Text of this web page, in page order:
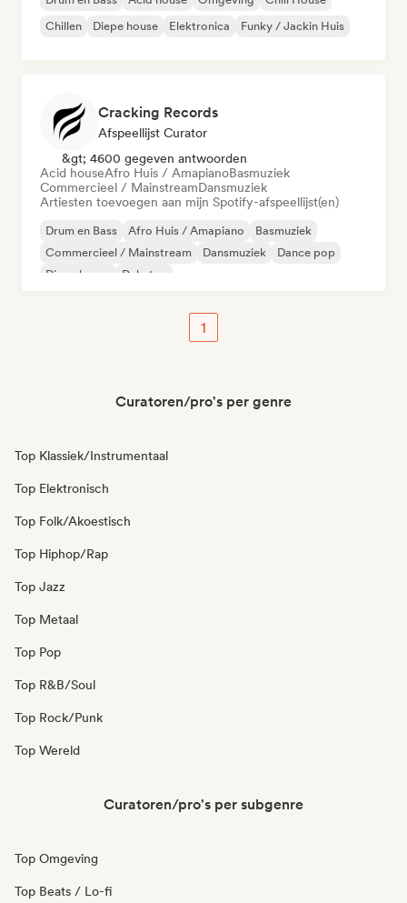
Chillen
Diepe house Elektronica Funky / Jackin Huis
Cracking Records
Afspeellijst Curator
&gt; 4600 gegeven antwoorden
Acid houseAfro Huis / AmapianoBasmuziek
Commercieel / MainstreamDansmuziek
Artiesten toevoegen aan mijn Spotify-afspeellijst(en)
Drum en Bass Afro Huis / Amapiano
Basmuziek
Commercieel / Mainstream
Dansmuziek
Dance pop
Diepe house
Dubstep
1
Curatoren/pro's per genre
Top Klassiek/Instrumentaal
Top Elektronisch
Top Folk/Akoestisch
Top Hiphop/Rap
Top Jazz
Top Metaal
Top Pop
Top R&B/Soul
Top Rock/Punk
Top Wereld
Curatoren/pro's per subgenre
Top Omgeving
Top Beats / Lo-fi